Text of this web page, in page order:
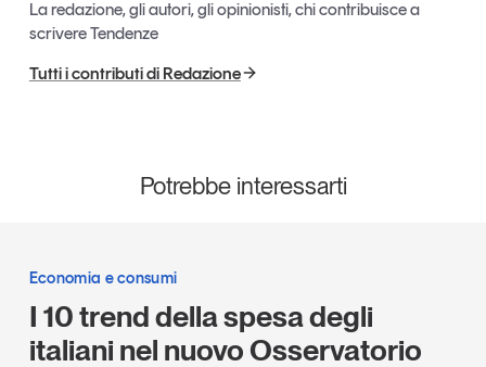
La redazione, gli autori, gli opinionisti, chi contribuisce a
scrivere Tendenze
Tutti i contributi di Redazione
Potrebbe interessarti
Economia e consumi
I 10 trend della spesa degli
italiani nel nuovo Osservatorio